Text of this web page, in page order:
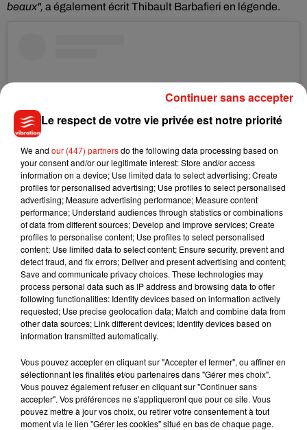
beaux", a également écrit Thibault Barbafieri en légende.
Voir cette publication sur Instagram
Pour l'heure,les aventuriers ne sont pas exprimés sur la
nature de leur relation.
Musique
Julien Lieb s’essaye à la vie de chatelain
dans son nouveau clip
Le respect de votre vie privée est notre priorité
We and our (447) partnersdo the following data processing based on
your consent and/or our legitimate interest: Store and/or access
information on a device; Use limited data to select advertising; Create
profiles for personalised advertising; Use profiles to select personalised
advertising; Measure advertising performance; Measure content
performance; Understand audiences through statistics or combinations
of data from different sources; Develop and improve services; Create
profiles to personalise content; Use profiles to select personalised
content; Use limited data to select content; Ensure security, prevent and
detect fraud, and fix errors; Deliver and present advertising and content;
Save and communicate privacy choices. These technologies may
process personal data such as IP address and browsing data to offer
following functionalities: Identify devices based on information actively
requested; Use precise geolocation data; Match and combine data from
other data sources; Link different devices; Identify devices based on
information transmitted automatically.
Vous pouvez accepter en cliquant sur "Accepter et fermer", ou affiner en
sélectionnant les finalités et/ou partenaires dans "Gérer mes choix".
Vous pouvez également refuser en cliquant sur "Continuer sans
accepter". Vos préférences ne s'appliqueront que pour ce site. Vous
pouvez mettre à jour vos choix, ou retirer votre consentement à tout
moment via le lien "Gérer les cookies" situé en bas de chaque page.
Continuer sans accepter